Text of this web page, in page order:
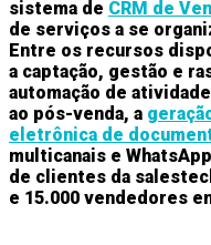
sistema de CRM de
de serviços a se
Entre os recursos
a captação, gestão e
automação de
ao pós-venda, a
eletrônica de
multicanais e
de clientes da
e 15.000 vendedores